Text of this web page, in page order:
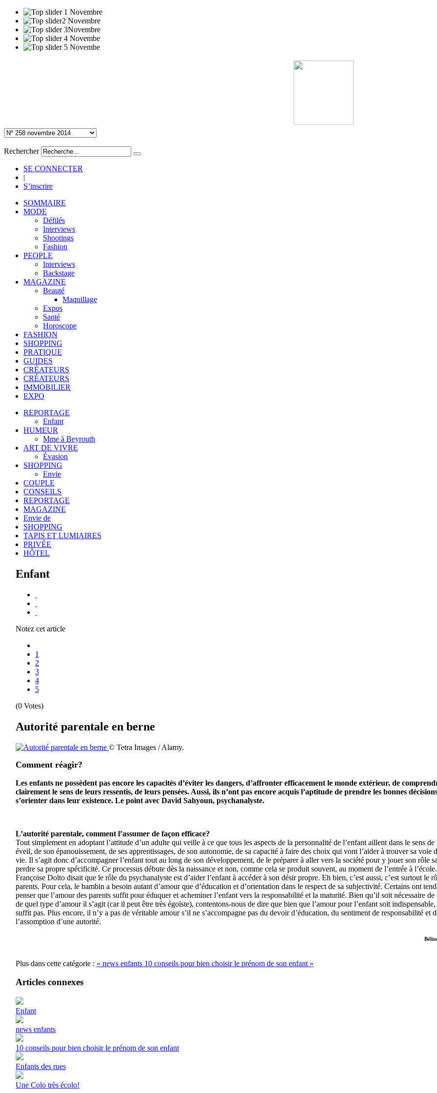
Rechercher
SE CONNECTER
|
S’inscrire
SOMMAIRE
MODE
Défilés
Interviews
Shootings
Fashion
PEOPLE
Interviews
Backstage
MAGAZINE
Beauté
Maquillage
Expos
Santé
Horoscope
FASHION
SHOPPING
PRATIQUE
GUIDES
CRÉATEURS
CRÉATEURS
IMMOBILIER
EXPO
REPORTAGE
Enfant
HUMEUR
Mme à Beyrouth
ART DE VIVRE
Évasion
SHOPPING
Envie
COUPLE
CONSEILS
REPORTAGE
MAGAZINE
Envie de
SHOPPING
TAPIS ET LUMIAIRES
PRIVÉE
HÔTEL
Enfant
Notez cet article
1
2
3
4
5
(0 Votes)
Autorité parentale en berne
© Tetra Images / Alamy.
Comment réagir?
Les enfants ne possèdent pas encore les capacités d’éviter les dangers, d’affronter efficacement le monde extérieur, de
clairement le sens de leurs ressentis, de leurs pensées. Aussi, ils n’ont pas encore acquis l’aptitude de prendre les bonnes
s’orienter dans leur existence. Le point avec David Sahyoun, psychanalyste.
L’autorité parentale, comment l’assumer de façon efficace?
Tout simplement en adoptant l’attitude d’un adulte qui veille à ce que tous les aspects de la personnalité de l’enfant aillent dans le sens de
éveil, de son épanouissement, de ses apprentissages, de son autonomie, de sa capacité à faire des choix qui vont l’aider à trouver sa voie
vie. Il s’agit donc d’accompagner l’enfant tout au long de son développement, de le préparer à aller vers la société pour y jouer son rôle
perdre sa propre spécificité. Ce processus débute dès la naissance et non, comme cela se produit souvent, au moment de l’entrée à l’école.
Françoise Dolto disait que le rôle du psychanalyste est d’aider l’enfant à accéder à son désir propre. Eh bien, c’est aussi, c’est surtout le
parents. Pour cela, le bambin a besoin autant d’amour que d’éducation et d’orientation dans le respect de sa subjectivité. Certains ont
penser que l’amour des parents suffit pour éduquer et acheminer l’enfant vers la responsabilité et la maturité. Bien qu’il soit nécessaire
de quel type d’amour il s’agit (car il peut être très égoïste), contentons-nous de dire que bien que l’amour pour l’enfant soit
suffit pas. Plus encore, il n’y a pas de véritable amour s’il ne s’accompagne pas du devoir d’éducation, du sentiment de responsabilité et
l’assomption d’une autorité.
Plus dans cette catégorie : « news enfants 10 conseils pour bien choisir le prénom de son enfant »
Articles connexes
Enfant
news enfants
10 conseils pour bien choisir le prénom de son enfant
Enfants des rues
Une Colo très écolo!